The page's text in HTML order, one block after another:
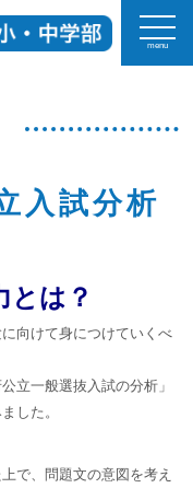
menu
入試分析
とは？
向けて身につけていくべ
立一般選抜入試の分析」
した。
で、問題文の意図を考え